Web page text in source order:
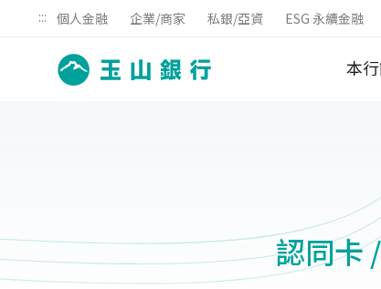
::: 個人金融 企業/商家 私銀/亞資 ESG 永續金融
本
認同卡